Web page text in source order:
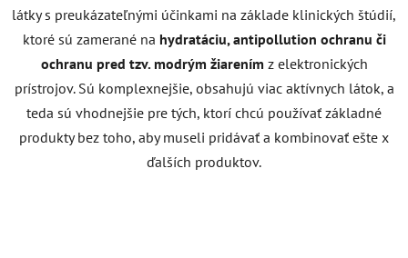
látky s preukázateľnými účinkami na základe klinických štúdií,
ktoré sú zamerané na hydratáciu, antipollution ochranu či
ochranu pred tzv. modrým žiarením z elektronických
prístrojov. Sú komplexnejšie, obsahujú viac aktívnych látok, a
teda sú vhodnejšie pre tých, ktorí chcú používať základné
produkty bez toho, aby museli pridávať a kombinovať ešte x
ďalších produktov.